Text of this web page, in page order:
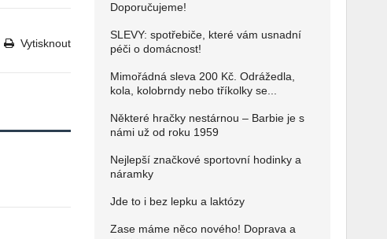
Vytisknout
Doporučujeme!
SLEVY: spotřebiče, které vám usnadní
péči o domácnost!
Mimořádná sleva 200 Kč. Odrážedla,
kola, kolobrndy nebo tříkolky se...
Některé hračky nestárnou – Barbie je s
námi už od roku 1959
Nejlepší značkové sportovní hodinky a
náramky
Jde to i bez lepku a laktózy
Zase máme něco nového! Doprava a